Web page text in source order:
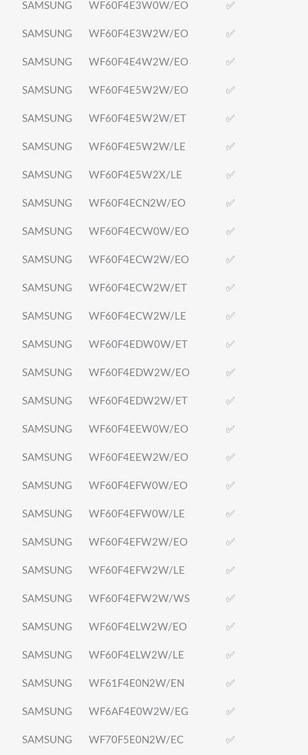
SAMSUNG WF60F4E3W0W/EO ✅
SAMSUNG WF60F4E3W2W/EO ✅
SAMSUNG WF60F4E4W2W/EO ✅
SAMSUNG WF60F4E5W2W/EO ✅
SAMSUNG WF60F4E5W2W/ET ✅
SAMSUNG WF60F4E5W2W/LE ✅
SAMSUNG WF60F4E5W2X/LE ✅
SAMSUNG WF60F4ECN2W/EO ✅
SAMSUNG WF60F4ECW0W/EO ✅
SAMSUNG WF60F4ECW2W/EO ✅
SAMSUNG WF60F4ECW2W/ET ✅
SAMSUNG WF60F4ECW2W/LE ✅
SAMSUNG WF60F4EDW0W/ET ✅
SAMSUNG WF60F4EDW2W/EO ✅
SAMSUNG WF60F4EDW2W/ET ✅
SAMSUNG WF60F4EEW0W/EO ✅
SAMSUNG WF60F4EEW2W/EO ✅
SAMSUNG WF60F4EFW0W/EO ✅
SAMSUNG WF60F4EFW0W/LE ✅
SAMSUNG WF60F4EFW2W/EO ✅
SAMSUNG WF60F4EFW2W/LE ✅
SAMSUNG WF60F4EFW2W/WS ✅
SAMSUNG WF60F4ELW2W/EO ✅
SAMSUNG WF60F4ELW2W/LE ✅
SAMSUNG WF61F4E0N2W/EN ✅
SAMSUNG WF6AF4E0W2W/EG ✅
SAMSUNG WF70F5E0N2W/EC ✅